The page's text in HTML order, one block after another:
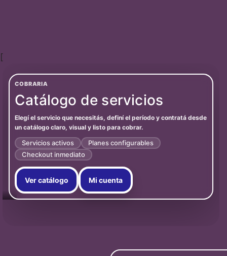
[
COBRARIA
Catálogo de servicios
Elegí el servicio que necesitás, definí el período y contratá desde
un catálogo claro, visual y listo para cobrar.
Servicios activos
Planes configurables
Checkout inmediato
Ver catálogo Mi cuenta